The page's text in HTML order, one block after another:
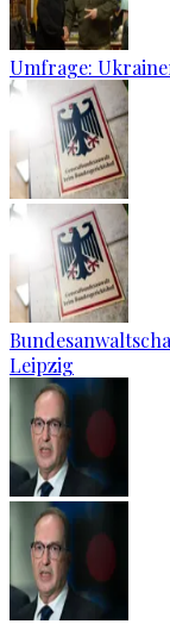
Umfrage:
Leipzig